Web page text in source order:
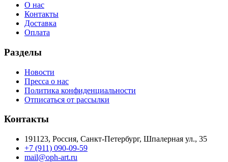
О нас
Контакты
Доставка
Оплата
Разделы
Новости
Пресса о нас
Политика конфиденциальности
Отписаться от рассылки
Контакты
191123, Россия, Санкт-Петербург, Шпалерная ул., 35
+7 (911) 090-09-59
mail@oph-art.ru